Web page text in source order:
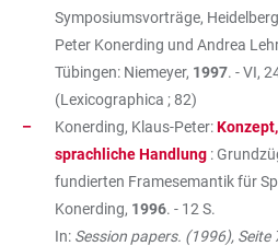
Symposiumsvorträge,
Peter Konerding und Andrea
Tübingen: Niemeyer, 1997. - VI,
(Lexicographica ; 82)
Konerding, Klaus-Peter:
sprachliche Handlung :
fundierten Framesemantik für
Konerding, 1996. - 12 S.
In: Session papers. (1996), Seite